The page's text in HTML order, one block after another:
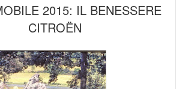
2015: IL BENESSERE
CITROËN